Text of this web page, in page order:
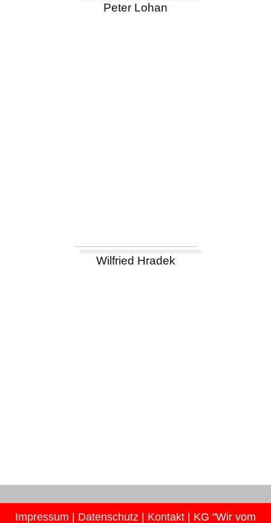
Peter Lohan
Wilfried Hradek
Impressum Datenschutz Kontakt | KG "Wir vom